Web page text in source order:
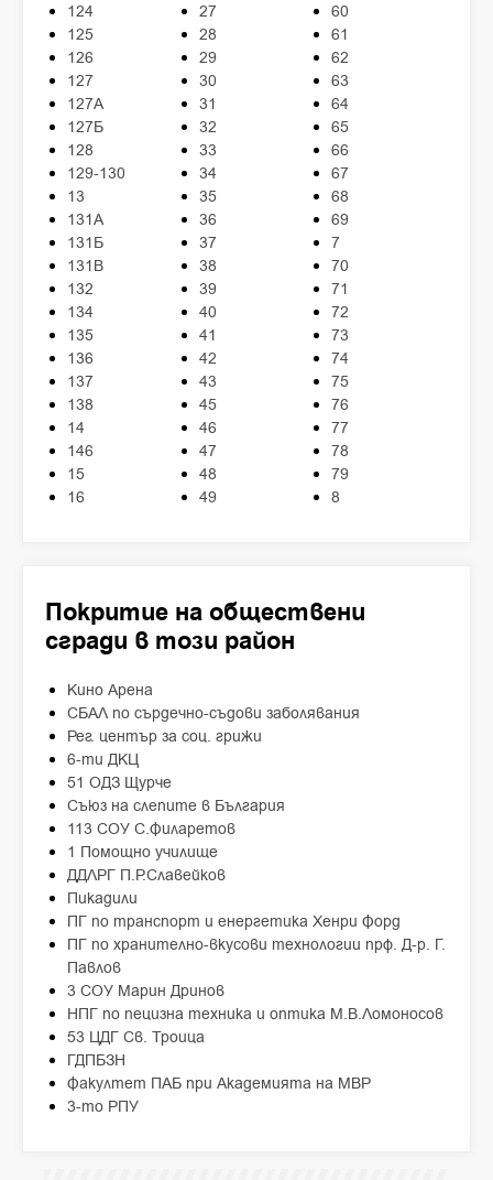
124
125
126
127
127А
127Б
128
129-130
13
131А
131Б
131В
132
134
135
136
137
138
14
146
15
16
27
28
29
30
31
32
33
34
35
36
37
38
39
40
41
42
43
45
46
47
48
49
60
61
62
63
64
65
66
67
68
69
7
70
71
72
73
74
75
76
77
78
79
8
Покритие на обществени
сгради в този район
Кино Арена
СБАЛ по сърдечно-съдови заболявания
Рег. център за соц. грижи
6-ти ДКЦ
51 ОДЗ Щурче
Съюз на слепите в България
113 СОУ С.Филаретов
1 Помощно училище
ДДЛРГ П.Р.Славейков
Пикадили
ПГ по транспорт и енергетика Хенри Форд
ПГ по хранително-вкусови технологии прф. Д-р. Г.
Павлов
3 СОУ Марин Дринов
НПГ по пецизна техника и оптика М.В.Ломоносов
53 ЦДГ Св. Троица
ГДПБЗН
Факултет ПАБ при Академията на МВР
3-то РПУ